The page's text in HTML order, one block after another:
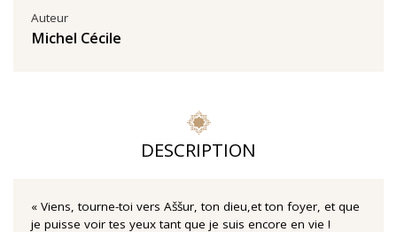
Auteur
Michel Cécile
DESCRIPTION
« Viens, tourne-toi vers Aššur, ton dieu,et ton foyer, et que
je puisse voir tes yeux tant que je suis encore en vie !